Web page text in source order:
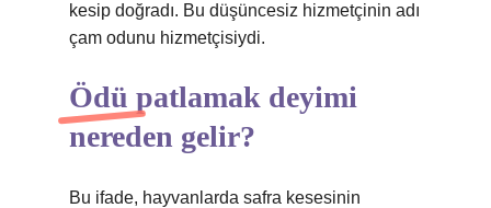
kesip doğradı. Bu düşüncesiz hizmetçinin adı
çam odunu hizmetçisiydi.
Ödü patlamak deyimi
nereden gelir?
Bu ifade, hayvanlarda safra kesesinin